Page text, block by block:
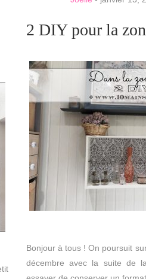
2 DIY pour la
Bonjour à tous ! On poursuit
décembre avec la suite de